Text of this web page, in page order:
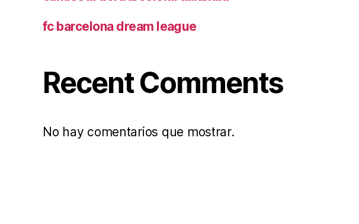
fc barcelona dream league
Recent Comments
No hay comentarios que mostrar.